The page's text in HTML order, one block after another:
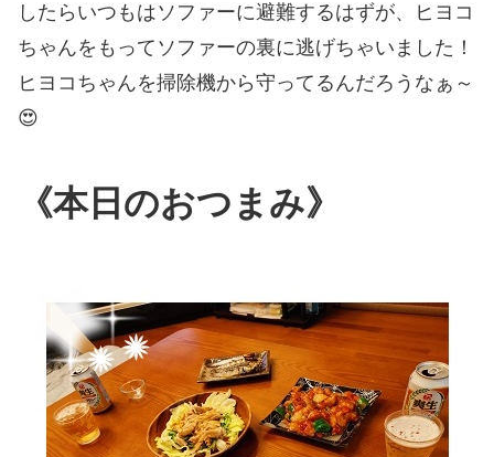
したらいつもはソファーに避難するはずが、ヒヨコ
ちゃんをもってソファーの裏に逃げちゃいました！
ヒヨコちゃんを掃除機から守ってるんだろうなぁ～
😍
《本日のおつまみ》